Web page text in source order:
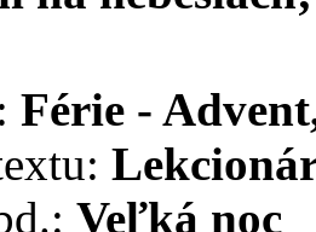
Férie -
Veľká noc